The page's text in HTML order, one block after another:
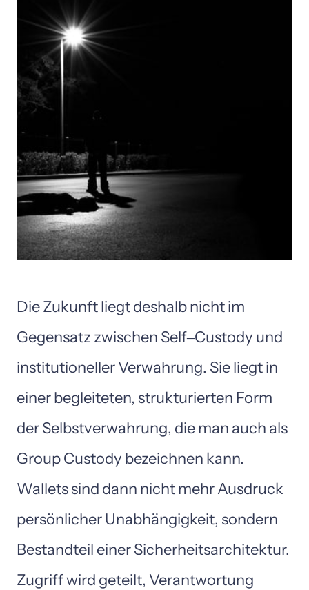
Die Zukunft liegt deshalb nicht
Gegensatz zwischen Self‒Custody
institutioneller Verwahrung. Sie liegt
einer begleiteten, strukturierten
der Selbstverwahrung, die man auch
Group Custody bezeichnen
Wallets sind dann nicht mehr
persönlicher Unabhängigkeit,
Bestandteil einer
Zugriff wird geteilt,